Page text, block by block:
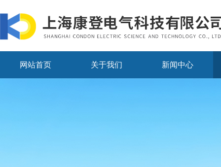
网站首页 关于我们 新闻中心